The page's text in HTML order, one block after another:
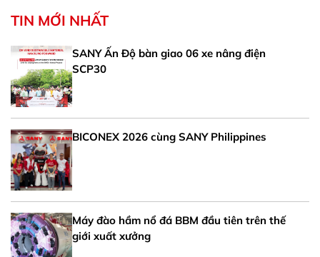
TIN MỚI NHẤT
SANY Ấn Độ bàn giao 06 xe nâng điện
SCP30
BICONEX 2026 cùng SANY Philippines
Máy đào hầm nổ đá BBM đầu tiên trên thế
giới xuất xưởng